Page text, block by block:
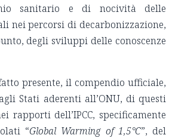
sanitario e di nocività delle
nei percorsi di decarbonizzazione,
degli sviluppi delle conoscenze
presente, il compendio ufficiale,
Stati aderenti all’ONU, di questi
rapporti dell’IPCC, specificamente
“Global Warming of 1,5°C”, del